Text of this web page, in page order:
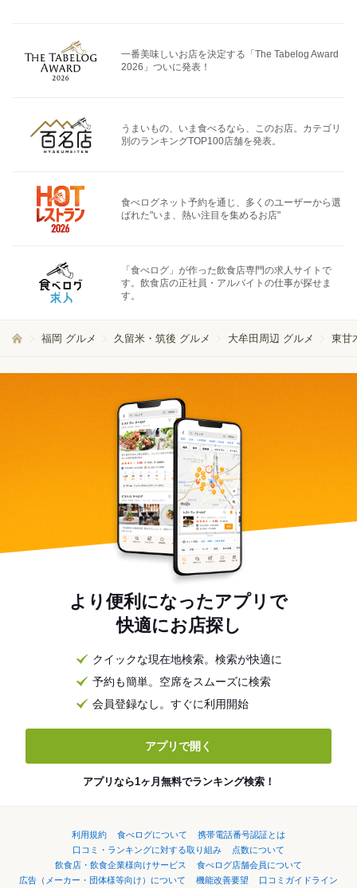
一番美味しいお店を決定する「The Tabelog Award
2026」ついに発表！
うまいもの、いま食べるなら、このお店。カテゴリ
別のランキングTOP100店舗を発表。
食べログネット予約を通じ、多くのユーザーから選
ばれた"いま、熱い注目を集めるお店"
「食べログ」が作った飲食店専門の求人サイトで
す。飲食店の正社員・アルバイトの仕事が探せま
す。
福岡 グルメ 久留米・筑後 グルメ 大牟田周辺 グルメ 東甘
より便利になったアプリで
快適にお店探し
クイックな現在地検索。検索が快適に
予約も簡単。空席をスムーズに検索
会員登録なし。すぐに利用開始
アプリで開く
アプリなら1ヶ月無料でランキング検索！
利用規約 食べログについて
携帯電話番号認証とは
口コミ・ランキングに対する取り組み
点数について
飲食店・飲食企業様向けサービス
食べログ店舗会員について
広告（メーカー・団体様等向け）について
機能改善要望 口コミガイドライン